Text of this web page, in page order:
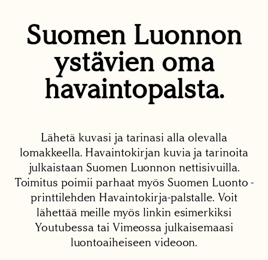
Suomen Luonnon
ystävien oma
havaintopalsta.
Lähetä kuvasi ja tarinasi alla olevalla
lomakkeella. Havaintokirjan kuvia ja tarinoita
julkaistaan Suomen Luonnon nettisivuilla.
Toimitus poimii parhaat myös Suomen Luonto -
printtilehden Havaintokirja-palstalle. Voit
lähettää meille myös linkin esimerkiksi
Youtubessa tai Vimeossa julkaisemaasi
luontoaiheiseen videoon.